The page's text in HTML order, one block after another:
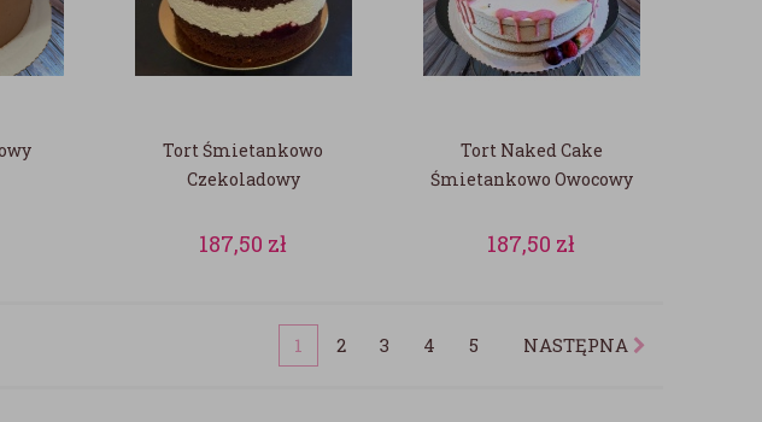
Tort Śmietankowo
Czekoladowy
187,50 zł
Tort Naked Cake
Śmietankowo Owocowy
187,50 zł
1 2 3 4 5 NASTĘPNA